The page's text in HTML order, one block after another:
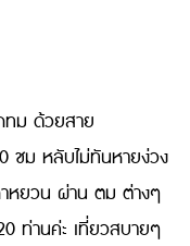
ทม ด้วยสาย
ชม หลับไม่ทันหายง่วง
หยวน ผ่าน ตม ต่างๆ
ท่านค่ะ เที่ยวสบายๆ